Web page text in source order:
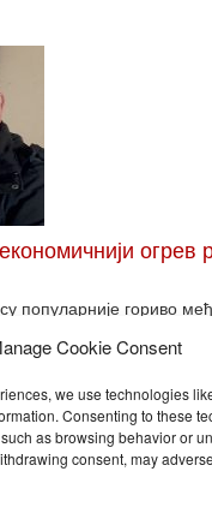
Cookie Consent
we use technologies
Consenting to these
as browsing behavior or
consent, may
огрев
популарније гориво